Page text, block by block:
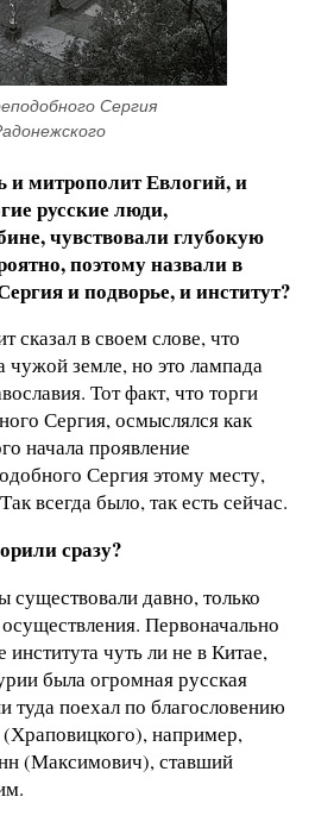
Сергия
и митрополит Евлогий, и
русские люди,
чувствовали глубокую
поэтому назвали в
и подворье, и институт?
сказал в своем слове, что
чужой земле, но это лампада
Тот факт, что торги
Сергия, осмыслялся как
начала проявление
Сергия этому месту,
всегда было, так есть сейчас.
сразу?
существовали давно, только
Первоначально
чуть ли не в Китае,
была огромная русская
туда поехал по благословению
например,
(Максимович), ставший